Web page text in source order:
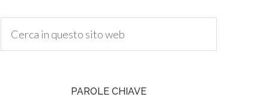
PAROLE CHIAVE